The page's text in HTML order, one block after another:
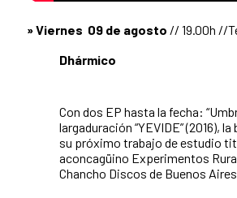
» Viernes 09 de agosto // 19.00h //
Dhármico
Con dos EP hasta la fecha:
largaduración “YEVIDE” (2016),
su próximo trabajo de estudio
aconcagüino Experimentos
Chancho Discos de Buenos Aires.